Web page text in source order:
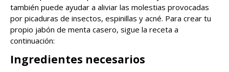
también puede ayudar a aliviar las molestias provocadas
por picaduras de insectos, espinillas y acné. Para crear tu
propio jabón de menta casero, sigue la receta a
continuación:
Ingredientes necesarios